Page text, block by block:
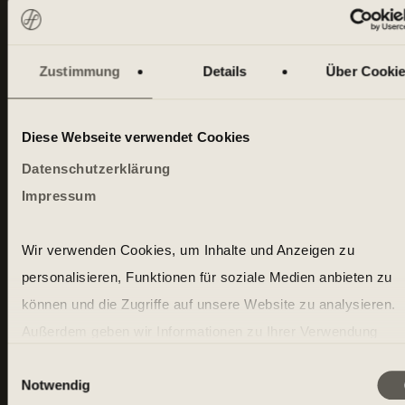
Zustimmung Details Über
Diese Webseite verwendet Cookies
Datenschutzerklärung
Impressum
Wir verwenden Cookies, um Inhalte und Anzeigen zu
personalisieren, Funktionen für soziale Medien anbieten zu
können und die Zugriffe auf unsere Website zu analysieren.
und Analysen weiter. Unsere Partner führen diese
Notwendig